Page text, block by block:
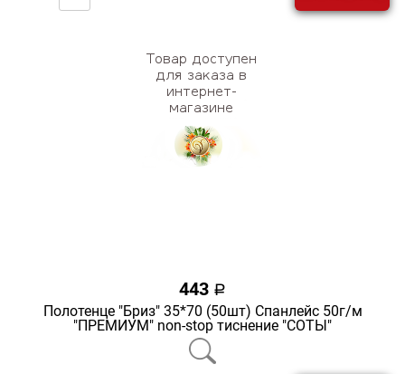
443 a
Полотенце "Бриз" 35*70 (50шт) Спанлейс 50г/м
"ПРЕМИУМ" non-stop тиснение "СОТЫ"